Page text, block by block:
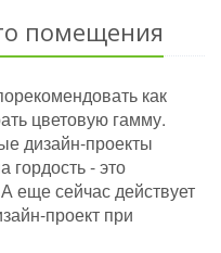
помещения
как
цветовую гамму.
дизайн-проекты
- это
еще сейчас действует
проект при